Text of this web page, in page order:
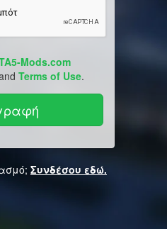
Mods.com
Terms of Use.
Συνδέσου εδώ.